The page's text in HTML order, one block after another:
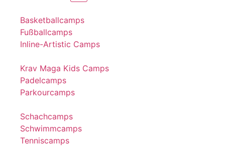
Basketballcamps
Fußballcamps
Inline-Artistic Camps
Krav Maga Kids Camps
Padelcamps
Parkourcamps
Schachcamps
Schwimmcamps
Tenniscamps